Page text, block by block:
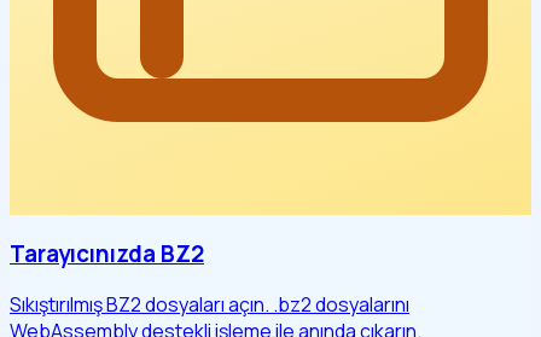
Tarayıcınızda BZ2
Sıkıştırılmış BZ2 dosyaları açın. .bz2 dosyalarını
WebAssembly destekli işleme ile anında çıkarın.